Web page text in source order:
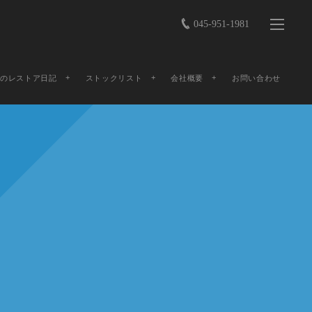
045-951-1981
レストア日記 ストックリスト 会社概要 お問い合わせ